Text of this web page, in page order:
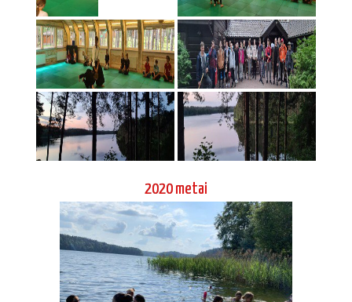
Vaikų ir jaunimo vasaros stovykla Asvejos
poilsiavietėje 2020 07